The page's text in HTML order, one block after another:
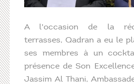
A l'occasion de la
terrasses, Qadran a eu le
ses membres à un
présence de Son
Jassim Al Thani,